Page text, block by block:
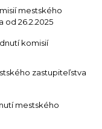
mestského
od 26.2.2025
komisií
zastupiteľstva
mestského